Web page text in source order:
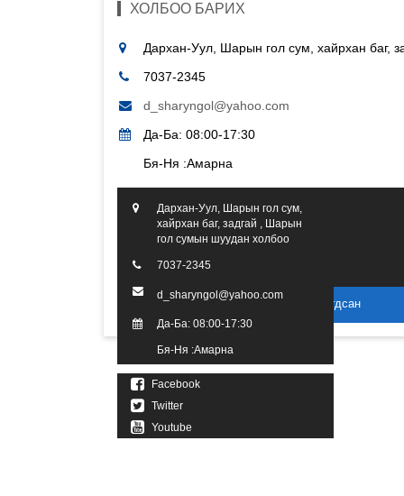
ХОЛБОО БАРИХ
Дархан-Уул, Шарын гол сум, хайрхан баг,
7037-2345
d_sharyngol@yahoo.com
Да-Ба: 08:00-17:30
Бя-Ня :Амарна
Дархан-Уул, Шарын гол сум,
хайрхан баг, задгай , Шарын
гол сумын шуудан холбоо
7037-2345
d_sharyngol@yahoo.com
Да-Ба: 08:00-17:30
Бя-Ня :Амарна
Facebook
Twitter
Youtube
2016 он. Бүх эрх хуулиар хамгаалагдсан